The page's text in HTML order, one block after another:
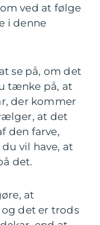
ved at følge
i denne
se på, om det
tænke på, at
der kommer
at det
den farve,
vil have, at
det.
at
det er trods